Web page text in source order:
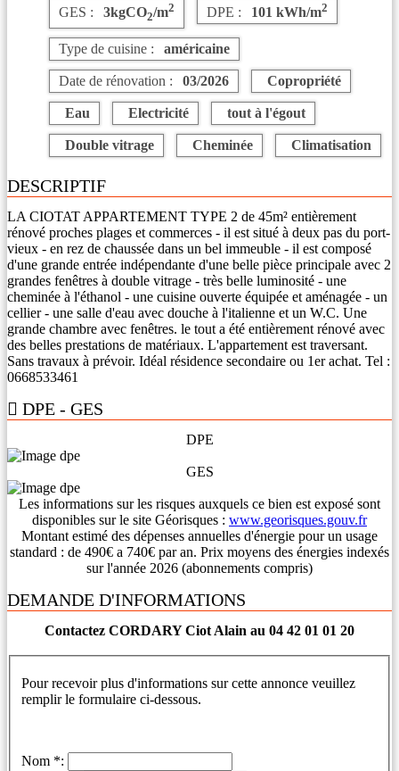
GES : 3kgCO2/m2 DPE : 101 kWh/m2
Type de cuisine : américaine
Date de rénovation : 03/2026 Copropriété
Eau Electricité tout à l'égout
Double vitrage Cheminée Climatisation
DESCRIPTIF
LA CIOTAT APPARTEMENT TYPE 2 de 45m² entièrement
rénové proches plages et commerces - il est situé à deux pas du port-
vieux - en rez de chaussée dans un bel immeuble - il est composé
d'une grande entrée indépendante d'une belle pièce principale avec 2
grandes fenêtres à double vitrage - très belle luminosité - une
cheminée à l'éthanol - une cuisine ouverte équipée et aménagée - un
cellier - une salle d'eau avec douche à l'italienne et un W.C. Une
grande chambre avec fenêtres. le tout a été entièrement rénové avec
des belles prestations de matériaux. L'appartement est traversant.
Sans travaux à prévoir. Idéal résidence secondaire ou 1er achat. Tel :
0668533461
DPE - GES
DPE
GES
Les informations sur les risques auxquels ce bien est exposé sont
disponibles sur le site Géorisques : www.georisques.gouv.fr
Montant estimé des dépenses annuelles d'énergie pour un usage
standard : de 490€ a 740€ par an. Prix moyens des énergies indexés
sur l'année 2026 (abonnements compris)
DEMANDE D'INFORMATIONS
Contactez CORDARY Ciot Alain au 04 42 01 01 20
Pour recevoir plus d'informations sur cette annonce veuillez
remplir le formulaire ci-dessous.
Nom *: